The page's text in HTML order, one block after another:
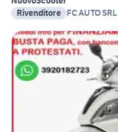
Rivenditore FC AUTO SRL